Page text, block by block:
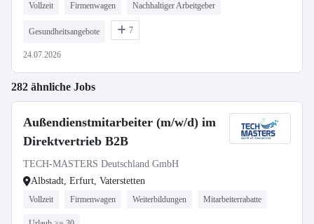
Vollzeit Firmenwagen Nachhaltiger Arbeitgeber
Gesundheitsangebote 7
24.07.2026
282 ähnliche Jobs
Außendienstmitarbeiter (m/w/d) im
Direktvertrieb B2B
TECH-MASTERS Deutschland GmbH
Albstadt, Erfurt, Vaterstetten
Vollzeit Firmenwagen Weiterbildungen Mitarbeiterrabatte